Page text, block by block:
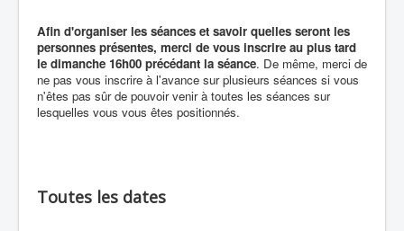
Afin d'organiser les séances et savoir quelles seront les
personnes présentes, merci de vous inscrire au plus tard
le dimanche 16h00 précédant la séance. De même, merci de
ne pas vous inscrire à l'avance sur plusieurs séances si vous
n'êtes pas sûr de pouvoir venir à toutes les séances sur
lesquelles vous vous êtes positionnés.
Toutes les dates